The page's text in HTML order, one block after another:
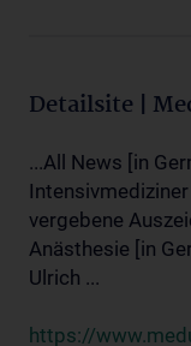
Detailsite |
...All News [in
vergebene
Anästhesie [in
Ulrich ...
https://